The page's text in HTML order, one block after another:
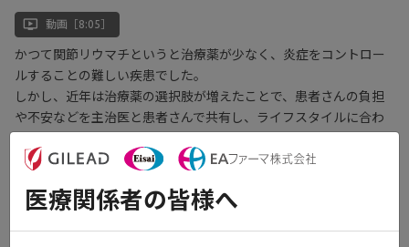
ondemand_video 動画［8:05］
かつて関節リウマチというと治療薬が少なく、炎症をコントロー
ルすることの難しい疾患でした。
しかし、近年は治療薬の選択肢が増えたことで、患者さんの負担
や不安などを主治医と患者さんで共有し、ライフスタイルに合わ
本動画では、「関節リウマチ診療ガイドライン2024改訂（日本リ
ウマチ学会）」を踏まえて、より良い関節リウマチ治療を目指し
た患者さんとのコミュニケーションについて、慶友整形外科病院
医療関係者の皆様へ